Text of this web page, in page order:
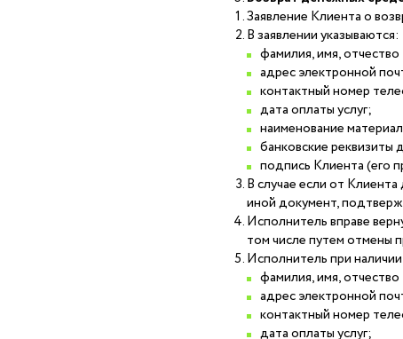
Заявление Клиента о
В заявлении указываются:
фамилия, имя,
адрес электронной
контактный номер
дата оплаты услуг;
наименование
банковские реквизиты
подпись Клиента (его
В случае если от
иной документ,
Исполнитель вправе
том числе путем отмены
Исполнитель при
фамилия, имя,
адрес электронной
контактный номер
дата оплаты услуг;